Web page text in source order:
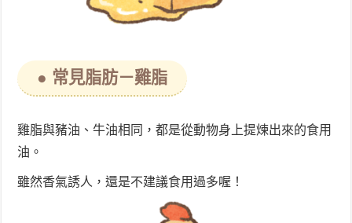
● 常見脂肪－雞脂
雞脂與豬油、牛油相同，都是從動物身上提煉出來的食用
油。
雖然香氣誘人，還是不建議食用過多喔！